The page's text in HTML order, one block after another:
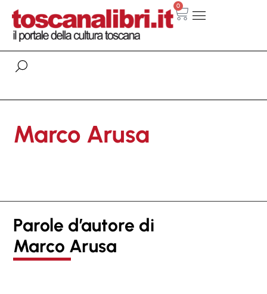
0
Marco Arusa
Parole d’autore di
Marco Arusa